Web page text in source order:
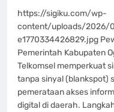
https://sigiku.com/wp-
content/uploads/2026/
e1770334426829.jpg
Pemerintah Kabupaten
Telkomsel memperkuat
tanpa sinyal (blankspot)
pemerataan akses
digital di daerah.